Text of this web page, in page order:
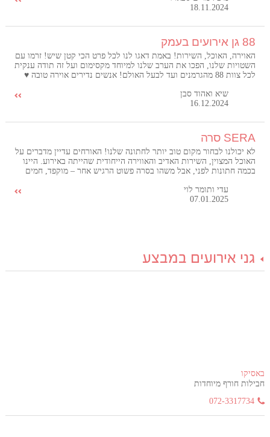
18.11.2024
88 גן אירועים בעמק
האוירה, האוכל, השירות! באמת דאגו לנו לכל פרט הכי קטן שיש! זרמו עם
השטויות שלנו, הפכו את הערב שלנו למיוחד מקסימום ועל זה תודה ענקית
לכל צוות 88 מהגרמנים ועד לבעל האולם! אנשים נדירים אוירה טובה ♥️
שיא ואהוד סבן
16.12.2024
SERA סרה
לא יכולנו לבחור מקום טוב יותר לחתונה שלנו! האורחים עדיין מדברים על
האוכל המצוין, השירות האדיב והאווירה הייחודית שהייתה באירוע. היינו
בכמה חתונות לפני, אבל משהו בסרה פשוט הרגיש אחר – מוקפד, חמים
המאושר בחיינו, וממליצים לכל זוג לעשות את אותו הדבר!
עדי ותומר לוי
07.01.2025
גני אירועים במבצע
באסיקו
חבילות חורף מיוחדות
072-3317734